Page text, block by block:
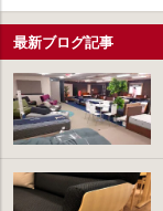
テ
リ
ア
プ
ラ
ス
最新ブログ記事